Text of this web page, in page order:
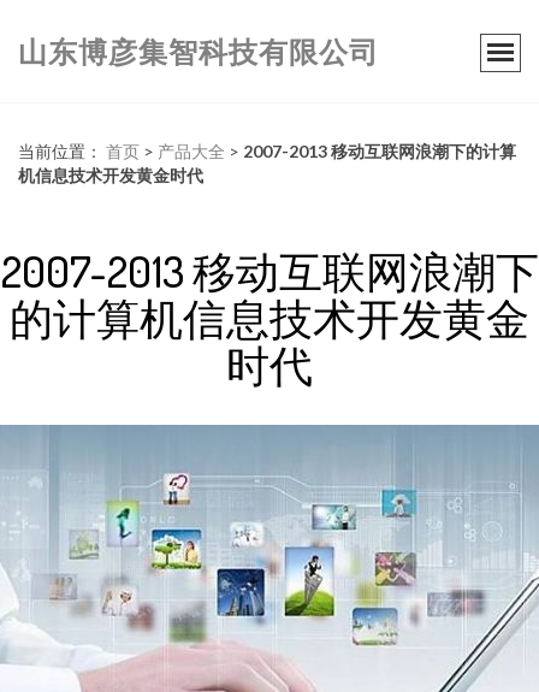
山东博彦集智科技有限公司
当前位置： 首页 > 产品大全 > 2007-2013 移动互联网浪潮下的计算
机信息技术开发黄金时代
2007-2013 移动互联网浪潮下
的计算机信息技术开发黄金
时代